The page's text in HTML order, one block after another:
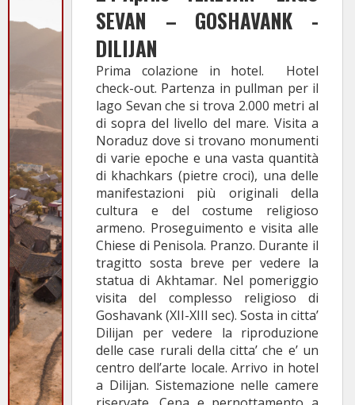
SEVAN – GOSHAVANK -
DILIJAN
Prima colazione in hotel. Hotel
check-out. Partenza in pullman per il
lago Sevan che si trova 2.000 metri al
di sopra del livello del mare. Visita a
Noraduz dove si trovano monumenti
di varie epoche e una vasta quantità
di khachkars (pietre croci), una delle
manifestazioni più originali della
cultura e del costume religioso
armeno. Proseguimento e visita alle
Chiese di Penisola. Pranzo. Durante il
tragitto sosta breve per vedere la
statua di Akhtamar. Nel pomeriggio
visita del complesso religioso di
Goshavank (XII-XIII sec). Sosta in citta’
Dilijan per vedere la riproduzione
delle case rurali della citta’ che e’ un
centro dell’arte locale. Arrivo in hotel
a Dilijan. Sistemazione nelle camere